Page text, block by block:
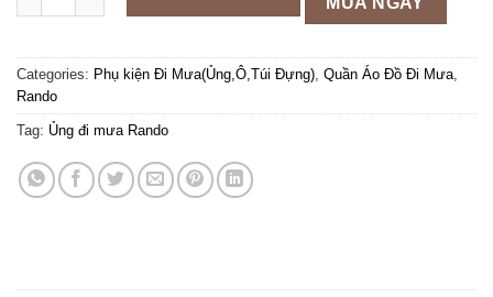
Categories: Phụ kiện Đi Mưa(Ủng,Ô,Túi Đựng) Quần Áo Đồ Đi Mưa
Rando
Tag: Ủng đi mưa Rando